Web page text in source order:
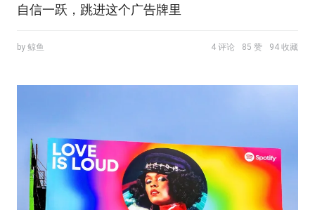
自信一跃，跳进这个广告牌里
by 鲸鱼 4 评论 85 赞 94 收藏